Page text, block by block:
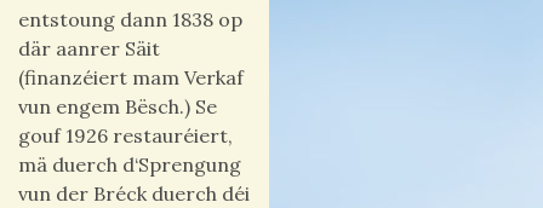
entstoung dann 1838 op
där aanrer Säit
(finanzéiert mam Verkaf
vun engem Bësch.) Se
gouf 1926 restauréiert,
mä duerch d‘Sprengung
vun der Bréck duerch déi